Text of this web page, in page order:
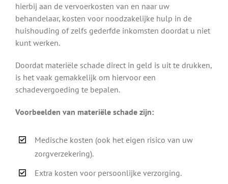
hierbij aan de vervoerkosten van en naar uw
behandelaar, kosten voor noodzakelijke hulp in de
huishouding of zelfs gederfde inkomsten doordat u niet
kunt werken.
Doordat materiële schade direct in geld is uit te drukken,
is het vaak gemakkelijk om hiervoor een
schadevergoeding te bepalen.
Voorbeelden van materiële schade zijn:
Medische kosten (ook het eigen risico van uw
zorgverzekering).
Extra kosten voor persoonlijke verzorging.